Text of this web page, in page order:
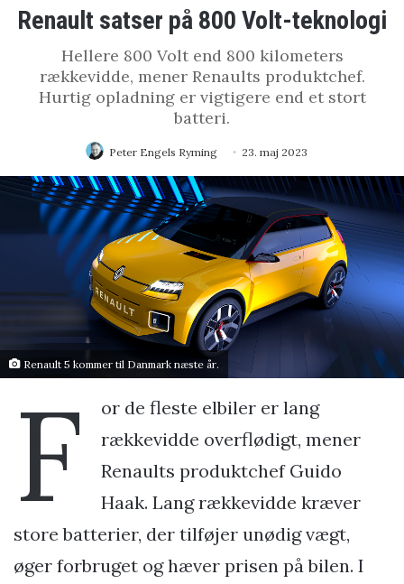
Renault satser på 800 Volt-teknologi
Hellere 800 Volt end 800 kilometers
rækkevidde, mener Renaults produktchef.
Hurtig opladning er vigtigere end et stort
batteri.
Peter Engels Ryming 23. maj 2023
Renault 5 kommer til Danmark næste år.
F
or de fleste elbiler er lang
rækkevidde overflødigt, mener
Renaults produktchef Guido
Haak. Lang rækkevidde kræver
store batterier, der tilføjer unødig vægt,
øger forbruget og hæver prisen på bilen. I